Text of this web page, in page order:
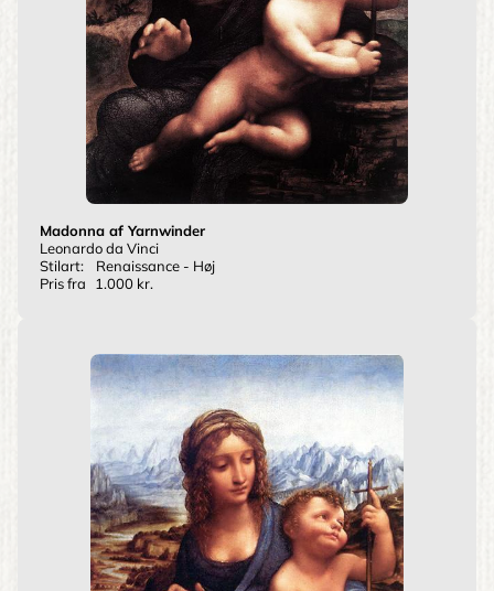
Madonna af Yarnwinder
Leonardo da Vinci
Stilart:
Renaissance - Høj
Pris fra
1.000 kr.